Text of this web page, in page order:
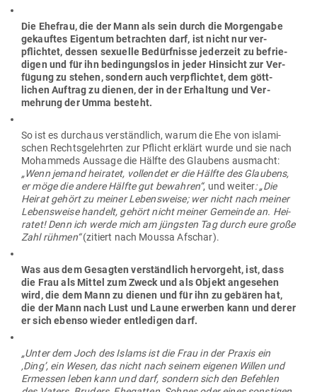
Die Ehefrau, die der Mann als sein durch die Mor­gengabe
gekauftes Eigentum betrachten darf, ist nicht nur ver­
pflichtet, dessen sexuelle Bedürf­nisse jederzeit zu befrie­
digen und für ihn bedin­gungslos in jeder Hin­sicht zur Ver­
fügung zu stehen, sondern auch ver­pflichtet, dem gött­
lichen Auftrag zu dienen, der in der Erhaltung und Ver­
mehrung der Umma besteht.
So ist es durchaus ver­ständlich, warum die Ehe von isla­mi­
schen Rechts­ge­lehrten zur Pflicht erklärt wurde und sie nach
Mohammeds Aussage die Hälfte des Glaubens aus­macht:
„Wenn jemand hei­ratet, voll­endet er die Hälfte des Glaubens,
er möge die andere Hälfte gut bewahren“, und weiter: „Die
Heirat gehört zu meiner Lebens­weise; wer nicht nach meiner
Lebens­weise handelt, gehört nicht meiner Gemeinde an. Hei­
ratet! Denn ich werde mich am jüngsten Tag durch eure große
Zahl rühmen“(zitiert nach Moussa Afschar).
Was aus dem Gesagten ver­ständlich her­vorgeht, ist, dass
die Frau als Mittel zum Zweck und als Objekt ange­sehen
wird, die dem Mann zu dienen und für ihn zu gebären hat,
die der Mann nach Lust und Laune erwerben kann und derer
er sich ebenso wieder ent­le­digen darf.
„Unter dem Joch des Islams ist die Frau in der Praxis ein
‚Ding’, ein Wesen, das nicht nach seinem eigenen Willen und
Ermessen leben kann und darf, sondern sich den Befehlen